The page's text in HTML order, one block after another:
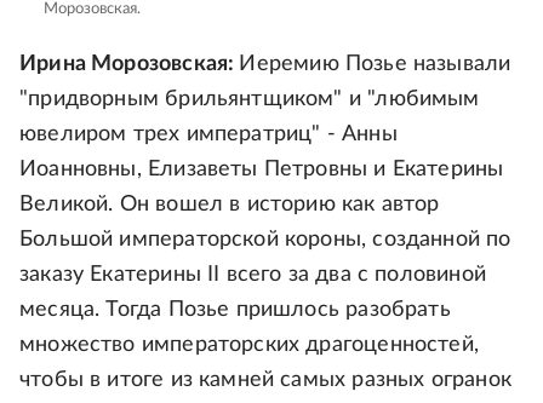
Морозовская.
Ирина Морозовская: Иеремию Позье называли
"придворным брильянтщиком" и "любимым
ювелиром трех императриц" - Анны
Иоанновны, Елизаветы Петровны и Екатерины
Великой. Он вошел в историю как автор
Большой императорской короны, созданной по
заказу Екатерины II всего за два с половиной
месяца. Тогда Позье пришлось разобрать
множество императорских драгоценностей,
чтобы в итоге из камней самых разных огранок